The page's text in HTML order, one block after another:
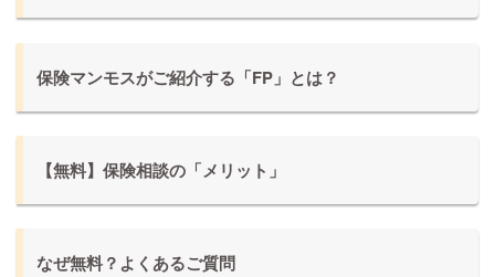
保険マンモスがご紹介する「FP」とは？
【無料】保険相談の「メリット」
なぜ無料？よくあるご質問